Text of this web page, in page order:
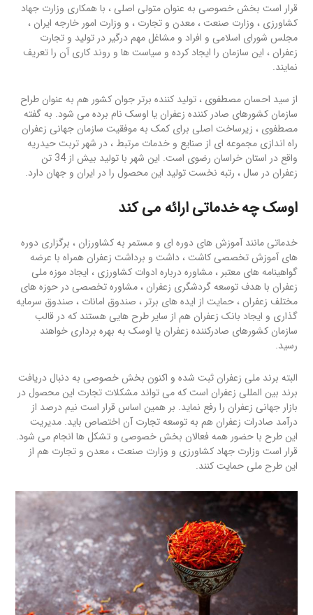
قرار است بخش خصوصی به عنوان متولی اصلی ، با همکاری وزارت جهاد
کشاورزی ، وزارت صنعت ، معدن و تجارت ، و وزارت امور خارجه ایران ،
مجلس شورای اسلامی و افراد و مشاغل مهم درگیر در تولید و تجارت
زعفران ، این سازمان را ایجاد کرده و سیاست ها و روند کاری آن را تعریف
نمایند.
از سید احسان مصطفوی ، تولید کننده برتر جوان کشور هم به عنوان طراح
سازمان کشورهای صادر کننده زعفران یا اوسک نام برده می شود. به گفته
مصطفوی ، زیرساخت اصلی برای کمک به موفقیت سازمان جهانی زعفران
راه اندازی مجموعه ای از صنایع و خدمات مرتبط ، در شهر تربت حیدریه
واقع در استان خراسان رضوی است. این شهر با تولید بیش از 34 تن
زعفران در سال ، رتبه نخست تولید این محصول را در ایران و جهان دارد.
اوسک چه خدماتی ارائه می کند
خدماتی مانند آموزش های دوره ای و مستمر به کشاورزان ، برگزاری دوره
های آموزش تخصصی کاشت ، داشت و برداشت زعفران همراه با عرضه
گواهینامه های معتبر ، مشاوره درباره ادوات کشاورزی ، ایجاد موزه ملی
زعفران با هدف توسعه گردشگری زعفران ، مشاوره تخصصی در حوزه های
مختلف زعفران ، حمایت از ایده های برتر ، صندوق امانات ، صندوق سرمایه
گذاری و ایجاد بانک زعفران هم از سایر طرح هایی هستند که در قالب
سازمان کشورهای صادرکننده زعفران یا اوسک به بهره برداری خواهند
رسید.
البته برند ملی زعفران ثبت شده و اکنون بخش خصوصی به دنبال دریافت
برند بین المللی زعفران است که می تواند مشکلات تجارت این محصول در
بازار جهانی زعفران را رفع نماید. بر همین اساس قرار است نیم درصد از
درآمد صادرات زعفران هم به توسعه تجارت آن اختصاص باید. مدیریت
این طرح با حضور همه فعالان بخش خصوصی و تشکل ها انجام می شود.
قرار است وزارت جهاد کشاورزی و وزارت صنعت ، معدن و تجارت هم از
این طرح ملی حمایت کنند.